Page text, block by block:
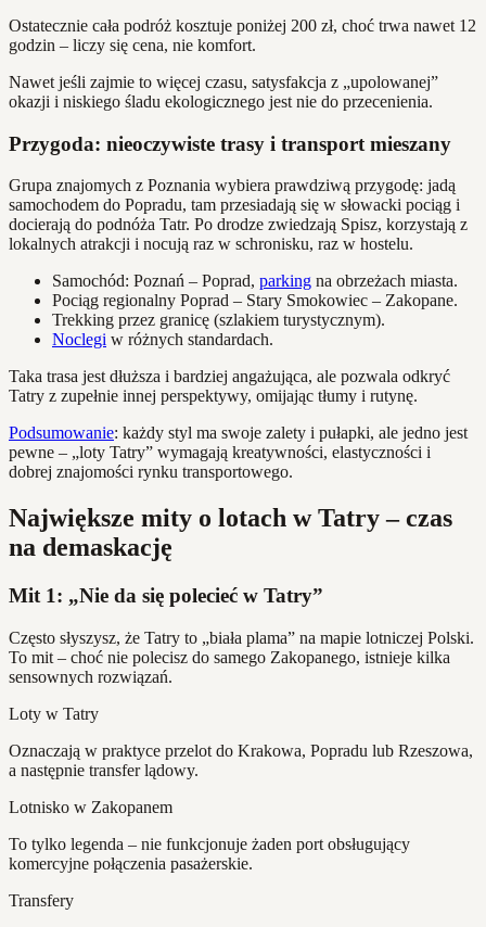
Ostatecznie cała podróż kosztuje poniżej 200 zł, choć trwa nawet 12
godzin – liczy się cena, nie komfort.
Nawet jeśli zajmie to więcej czasu, satysfakcja z „upolowanej”
okazji i niskiego śladu ekologicznego jest nie do przecenienia.
Przygoda: nieoczywiste trasy i transport mieszany
Grupa znajomych z Poznania wybiera prawdziwą przygodę: jadą
samochodem do Popradu, tam przesiadają się w słowacki pociąg i
docierają do podnóża Tatr. Po drodze zwiedzają Spisz, korzystają z
lokalnych atrakcji i nocują raz w schronisku, raz w hostelu.
Samochód: Poznań – Poprad, parking na obrzeżach miasta.
Pociąg regionalny Poprad – Stary Smokowiec – Zakopane.
Trekking przez granicę (szlakiem turystycznym).
Noclegi w różnych standardach.
Taka trasa jest dłuższa i bardziej angażująca, ale pozwala odkryć
Tatry z zupełnie innej perspektywy, omijając tłumy i rutynę.
Podsumowanie: każdy styl ma swoje zalety i pułapki, ale jedno jest
pewne – „loty Tatry” wymagają kreatywności, elastyczności i
dobrej znajomości rynku transportowego.
Największe mity o lotach w Tatry – czas
na demaskację
Mit 1: „Nie da się polecieć w Tatry”
Często słyszysz, że Tatry to „biała plama” na mapie lotniczej Polski.
To mit – choć nie polecisz do samego Zakopanego, istnieje kilka
sensownych rozwiązań.
Loty w Tatry
Oznaczają w praktyce przelot do Krakowa, Popradu lub Rzeszowa,
a następnie transfer lądowy.
Lotnisko w Zakopanem
To tylko legenda – nie funkcjonuje żaden port obsługujący
komercyjne połączenia pasażerskie.
Transfery